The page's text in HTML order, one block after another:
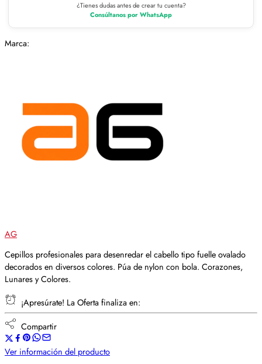
¿Tienes dudas antes de crear tu cuenta?
Consúltanos por WhatsApp
Marca:
AG
Cepillos profesionales para desenredar el cabello tipo fuelle ovalado
decorados en diversos colores. Púa de nylon con bola. Corazones,
Lunares y Colores.
¡Apresúrate! La Oferta finaliza en:
Compartir
Ver información del producto